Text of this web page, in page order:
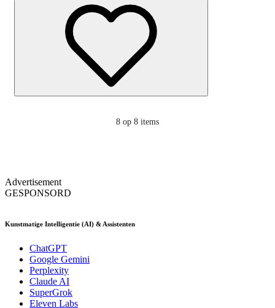
8 op 8 items
Advertisement
GESPONSORD
Kunstmatige Intelligentie (AI) & Assistenten
ChatGPT
Google Gemini
Perplexity
Claude AI
SuperGrok
Eleven Labs